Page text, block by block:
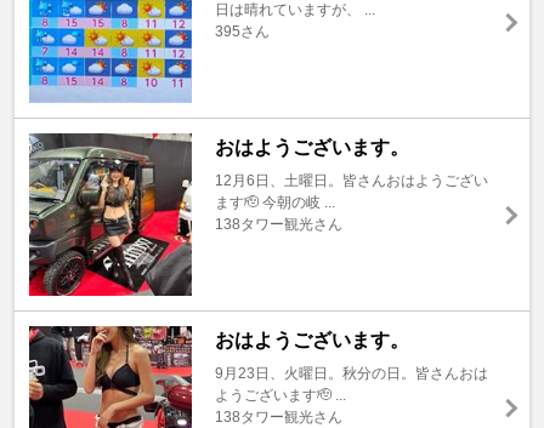
日は晴れていますが、 ...
395さん
おはようございます。
12月6日、土曜日。皆さんおはようござい
ます🫡 今朝の岐 ...
138タワー観光さん
おはようございます。
9月23日、火曜日。秋分の日。皆さんおは
ようございます🫡 ...
138タワー観光さん